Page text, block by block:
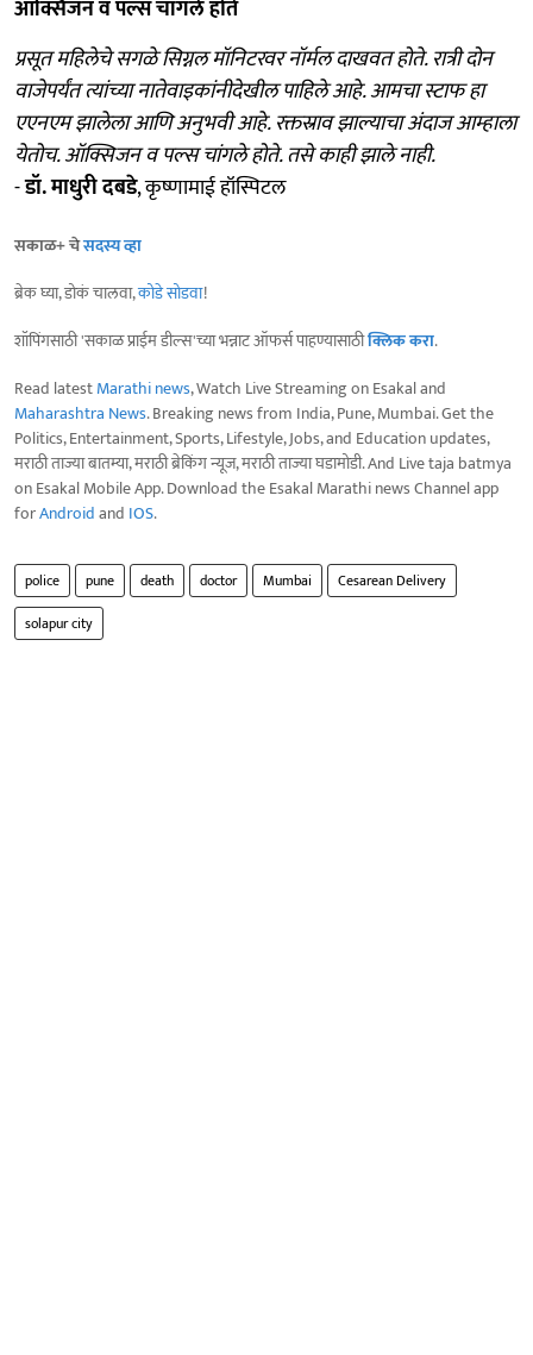
ऑक्सिजन व पल्स चांगले होते
प्रसूत महिलेचे सगळे सिग्नल मॉनिटरवर नॉर्मल दाखवत होते. रात्री दोन
वाजेपर्यंत त्यांच्या नातेवाइकांनीदेखील पाहिले आहे. आमचा स्टाफ हा
एएनएम झालेला आणि अनुभवी आहे. रक्तस्राव झाल्याचा अंदाज आम्हाला
येतोच. ऑक्सिजन व पल्स चांगले होते. तसे काही झाले नाही.
-डॉ. माधुरी दबडे, कृष्णामाई हॉस्पिटल
सकाळ+ चेसदस्य व्हा
ब्रेक घ्या, डोकं चालवा,कोडे सोडवा!
शॉपिंगसाठी 'सकाळ प्राईम डील्स'च्या भन्नाट ऑफर्स पाहण्यासाठीक्लिक करा.
Read latestMarathi news, Watch Live Streaming on Esakal and
Maharashtra News. Breaking news from India, Pune, Mumbai. Get the
Politics, Entertainment, Sports, Lifestyle, Jobs, and Education updates,
मराठी ताज्या बातम्या, मराठी ब्रेकिंग न्यूज, मराठी ताज्या घडामोडी. And Live taja batmya
on Esakal Mobile App. Download the Esakal Marathi news Channel app
forAndroidand IOS.
police pune death doctor Mumbai
Cesarean Delivery
solapur city